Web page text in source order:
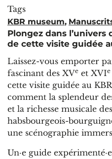
Tags
KBR museum
Plongez dans
de cette visite guidée
Laissez-vous emporter
fascinant des XVe et XVIe
cette visite guidée au
comment la splendeur
et la richesse musicale
habsbourgeois-
une scénographie
Un·e guide